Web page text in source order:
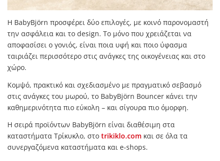
Η BabyBjörn προσφέρει δύο επιλογές, με κοινό παρονομαστή
την ασφάλεια και το design. Το μόνο που χρειάζεται να
αποφασίσει ο γονιός, είναι ποια υφή και ποιο ύφασμα
ταιριάζει περισσότερο στις ανάγκες της οικογένειας και στο
χώρο.
Κομψό, πρακτικό και σχεδιασμένο με πραγματικό σεβασμό
στις ανάγκες του μωρού, το BabyBjörn Bouncer κάνει την
καθημερινότητα πιο εύκολη – και σίγουρα πιο όμορφη.
Η σειρά προϊόντων BabyBjörn είναι διαθέσιμη στα
καταστήματα Τρίκυκλο, στο trikiklo.com και σε όλα τα
συνεργαζόμενα καταστήματα και e-shops.